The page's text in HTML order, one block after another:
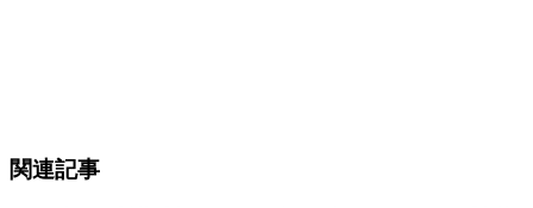
関連記事